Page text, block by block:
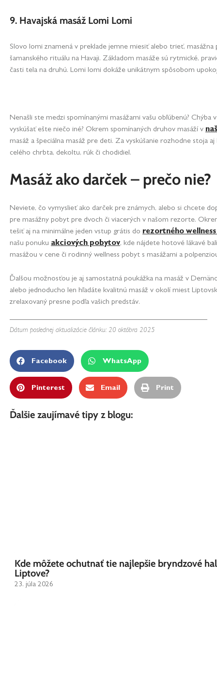
9. Havajská masáž Lomi Lomi
Slovo lomi znamená v preklade jemne miesiť alebo trieť,
šamanského rituálu na Havaji. Základom masáže sú rytmické,
časti tela na druhú. Lomi lomi dokáže unikátnym spôsobom
Nenašli ste medzi spomínanými masážami vašu obľúbenú? Chýba
vyskúšať ešte niečo iné? Okrem spomínaných druhov masáží v
masáž a špeciálna masáž pre deti. Za vyskúšanie rozhodne stoja
celého chrbta, dekoltu, rúk či chodidiel.
Masáž ako darček – prečo nie?
Neviete, čo vymyslieť ako darček pre známych, alebo si chcete
pre masážny pobyt pre dvoch či viacerých v našom rezorte.
tešiť aj na minimálne jeden vstup grátis do rezortného
našu ponuku akciových pobytov, kde nájdete hotové lákavé
masážou v cene či rodinný wellness pobyt s masážami a
Ďalšou možnosťou je aj samostatná poukážka na masáž v
alebo jednoducho len hľadáte kvalitnú masáž v okolí miest
zrelaxovaný presne podľa vašich predstáv.
Dátum poslednej aktualizácie článku: 20 októbra 2025
Facebook WhatsApp
Pinterest Email Print
Ďalšie zaujímavé tipy z blogu:
Kde môžete ochutnať tie najlepšie bryndzové
Liptove?
23. júla 2026